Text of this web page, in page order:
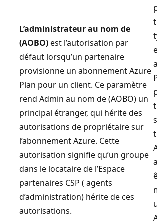
L’administrateur au nom de
(AOBO)est l’autorisation par
défaut lorsqu’un partenaire
provisionne un abonnement Azure
Plan pour un client. Ce paramètre
rend Admin au nom de (AOBO) un
principal étranger, qui hérite des
autorisations de propriétaire sur
l’abonnement Azure. Cette
autorisation signifie qu’un groupe
dans le locataire de l’Espace
partenaires CSP ( agents
d’administration) hérite de ces
autorisations.